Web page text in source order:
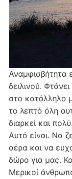
Αναμφισβήτητα
δειλινού.
στο κατάλληλο
το λεπτό όλη
διαρκεί και πολύ.
Αυτό είναι. Να
αέρα και να
δώρο για μας.
Μερικοί